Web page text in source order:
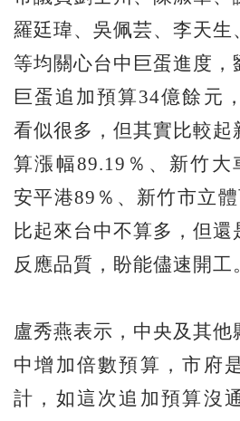
羅廷瑋、吳佩芸、李天生
等均關心台中巨蛋進度，
巨蛋追加預算34億餘元
看似很多，但其實比較起
算漲幅89.19％、新竹大
安平港89％、新竹市立
比起來台中不算多，但
反應品質，盼能儘速開工
盧秀燕表示，中央及其他
中增加倍數預算，市府
計，如這次追加預算沒